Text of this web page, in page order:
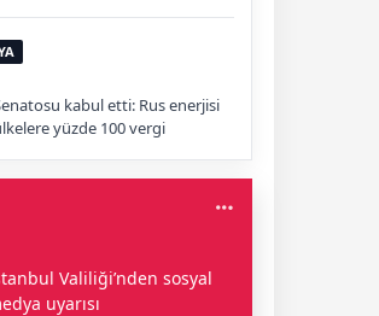
kabul etti: Rus enerjisi
yüzde 100 vergi
Valiliği’nden sosyal
uyarısı